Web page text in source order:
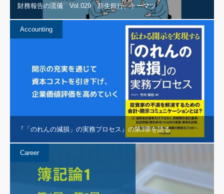
財務報告の流儀 Vol.029 新生銀行、トーマツ
Accounting
『「のれんの減損」の実務プロセス』の第3章を語る
Career